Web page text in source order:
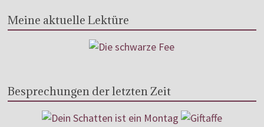
Meine aktuelle Lektüre
Besprechungen der letzten Zeit